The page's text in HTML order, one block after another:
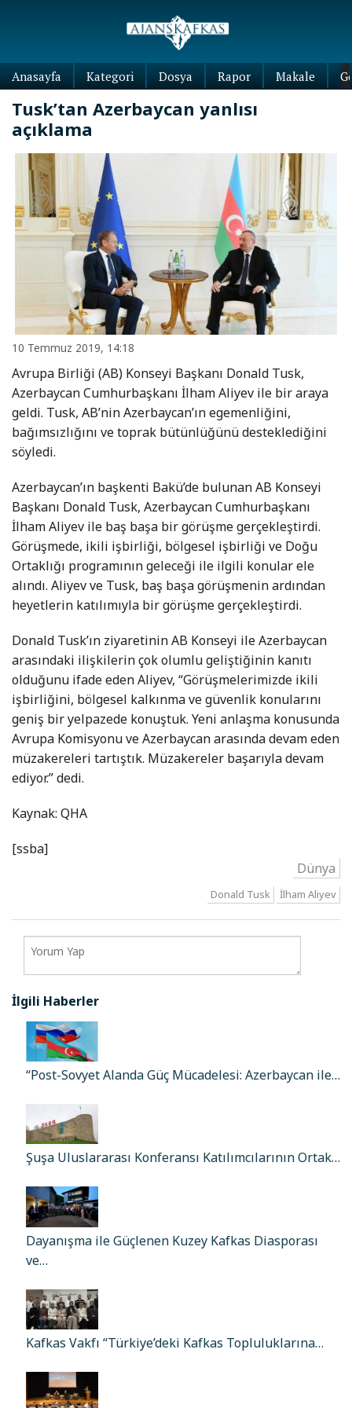
Anasayfa Kategori Dosya Rapor Makale
Tusk’tan Azerbaycan yanlısı
açıklama
10 Temmuz 2019, 14:18
Avrupa Birliği (AB) Konseyi Başkanı Donald Tusk,
Azerbaycan Cumhurbaşkanı İlham Aliyev ile bir araya
geldi. Tusk, AB’nin Azerbaycan’ın egemenliğini,
bağımsızlığını ve toprak bütünlüğünü desteklediğini
söyledi.
Azerbaycan’ın başkenti Bakü’de bulunan AB Konseyi
Başkanı Donald Tusk, Azerbaycan Cumhurbaşkanı
İlham Aliyev ile baş başa bir görüşme gerçekleştirdi.
Görüşmede, ikili işbirliği, bölgesel işbirliği ve Doğu
Ortaklığı programının geleceği ile ilgili konular ele
alındı. Aliyev ve Tusk, baş başa görüşmenin ardından
heyetlerin katılımıyla bir görüşme gerçekleştirdi.
Donald Tusk’ın ziyaretinin AB Konseyi ile Azerbaycan
arasındaki ilişkilerin çok olumlu geliştiğinin kanıtı
olduğunu ifade eden Aliyev, “Görüşmelerimizde ikili
işbirliğini, bölgesel kalkınma ve güvenlik konularını
geniş bir yelpazede konuştuk. Yeni anlaşma konusunda
Avrupa Komisyonu ve Azerbaycan arasında devam eden
müzakereleri tartıştık. Müzakereler başarıyla devam
ediyor.” dedi.
Kaynak: QHA
[ssba]
Dünya
Donald Tusk İlham Aliyev
İlgili Haberler
“Post-Sovyet Alanda Güç Mücadelesi: Azerbaycan ile…
Şuşa Uluslararası Konferansı Katılımcılarının Ortak…
Dayanışma ile Güçlenen Kuzey Kafkas Diasporası
ve…
Kafkas Vakfı “Türkiye’deki Kafkas Topluluklarına…